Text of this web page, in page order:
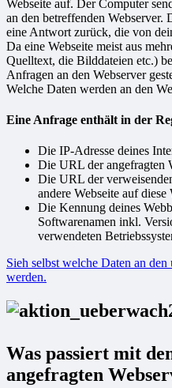
Webseite auf. Der Computer
an den betreffenden Webserver.
eine Antwort zurück, die von
Da eine Webseite meist aus
Quelltext, die Bilddateien etc.)
Anfragen an den Webserver
Welche Daten werden an den
Eine Anfrage enthält in der
Die IP-Adresse deines
Die URL der angefragten
Die URL der
andere Webseite auf
Die Kennung deines
Softwarenamen inkl.
verwendeten
Sieh selbst welche Daten an
werden.
Was passiert mit
angefragten